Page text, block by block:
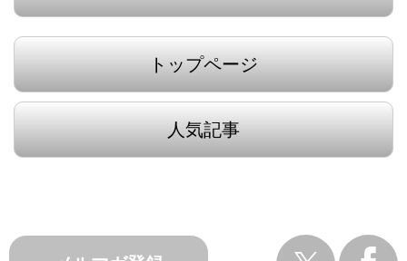
トップページ
人気記事